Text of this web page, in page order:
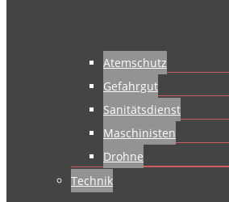
Atemschutz
Gefahrgut
Sanitätsdienst
Maschinisten
Drohne
Technik